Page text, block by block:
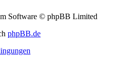
Software © phpBB Limited
phpBB.de